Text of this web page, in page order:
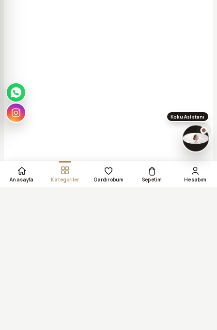
Anasayfa Kategoriler Gardırobum Sepetim Hesabım
Oda kokusu önerisi
Hediye için koku Koku Asistanı